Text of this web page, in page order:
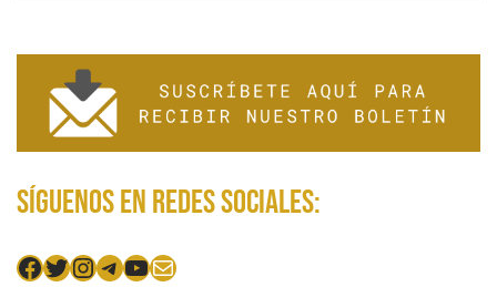
Síguenos en redes sociales:
Facebook
Twitter
Instagram
Telegram
YouTube
Mail